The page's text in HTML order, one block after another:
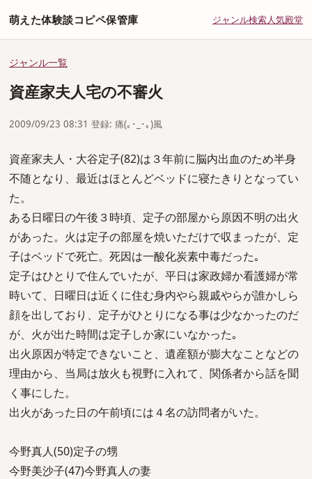
萌えた体験談コピペ保管庫 ジャンル検索人気殿堂
ジャンル一覧
資産家夫人宅の不審火
2009/09/23 08:31 登録: 痛(｡･_･｡)風
資産家夫人・大谷定子(82)は３年前に脳内出血のため半身
不随となり、最近はほとんどベッドに寝たきりとなってい
た。
ある日曜日の午後３時頃、定子の部屋から原因不明の出火
があった。火は定子の部屋を焼いただけで収まったが、定
子はベッドで死亡。死因は一酸化炭素中毒だった｡
定子はひとりで住んでいたが、平日は家政婦か看護婦が常
時いて、日曜日は近くに住む身内やら親戚やらが誰かしら
顔を出しており、定子がひとりになる事は少なかったのだ
が、火が出た時間は定子しか家にいなかった｡
出火原因が特定できないこと、遺産額が膨大なことなどの
理由から、当局は放火も視野に入れて、関係者から話を聞
く事にした。
出火があった日の午前頃には４名の訪問者がいた。
今野真人(50)定子の甥
今野美沙子(47)今野真人の妻